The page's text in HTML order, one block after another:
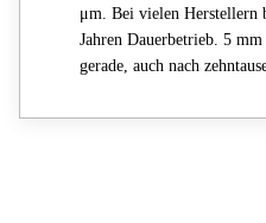
μm. Bei vielen Herstellern
Jahren Dauerbetrieb. 5
gerade, auch nach